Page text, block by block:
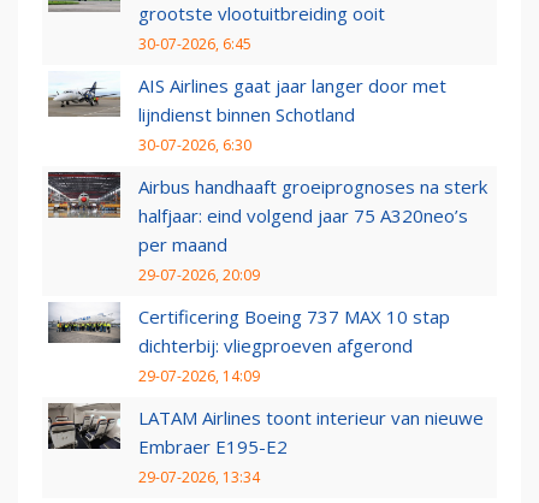
grootste vlootuitbreiding ooit
30-07-2026, 6:45
AIS Airlines gaat jaar langer door met
lijndienst binnen Schotland
30-07-2026, 6:30
Airbus handhaaft groeiprognoses na sterk
halfjaar: eind volgend jaar 75 A320neo’s
per maand
29-07-2026, 20:09
Certificering Boeing 737 MAX 10 stap
dichterbij: vliegproeven afgerond
29-07-2026, 14:09
LATAM Airlines toont interieur van nieuwe
Embraer E195-E2
29-07-2026, 13:34